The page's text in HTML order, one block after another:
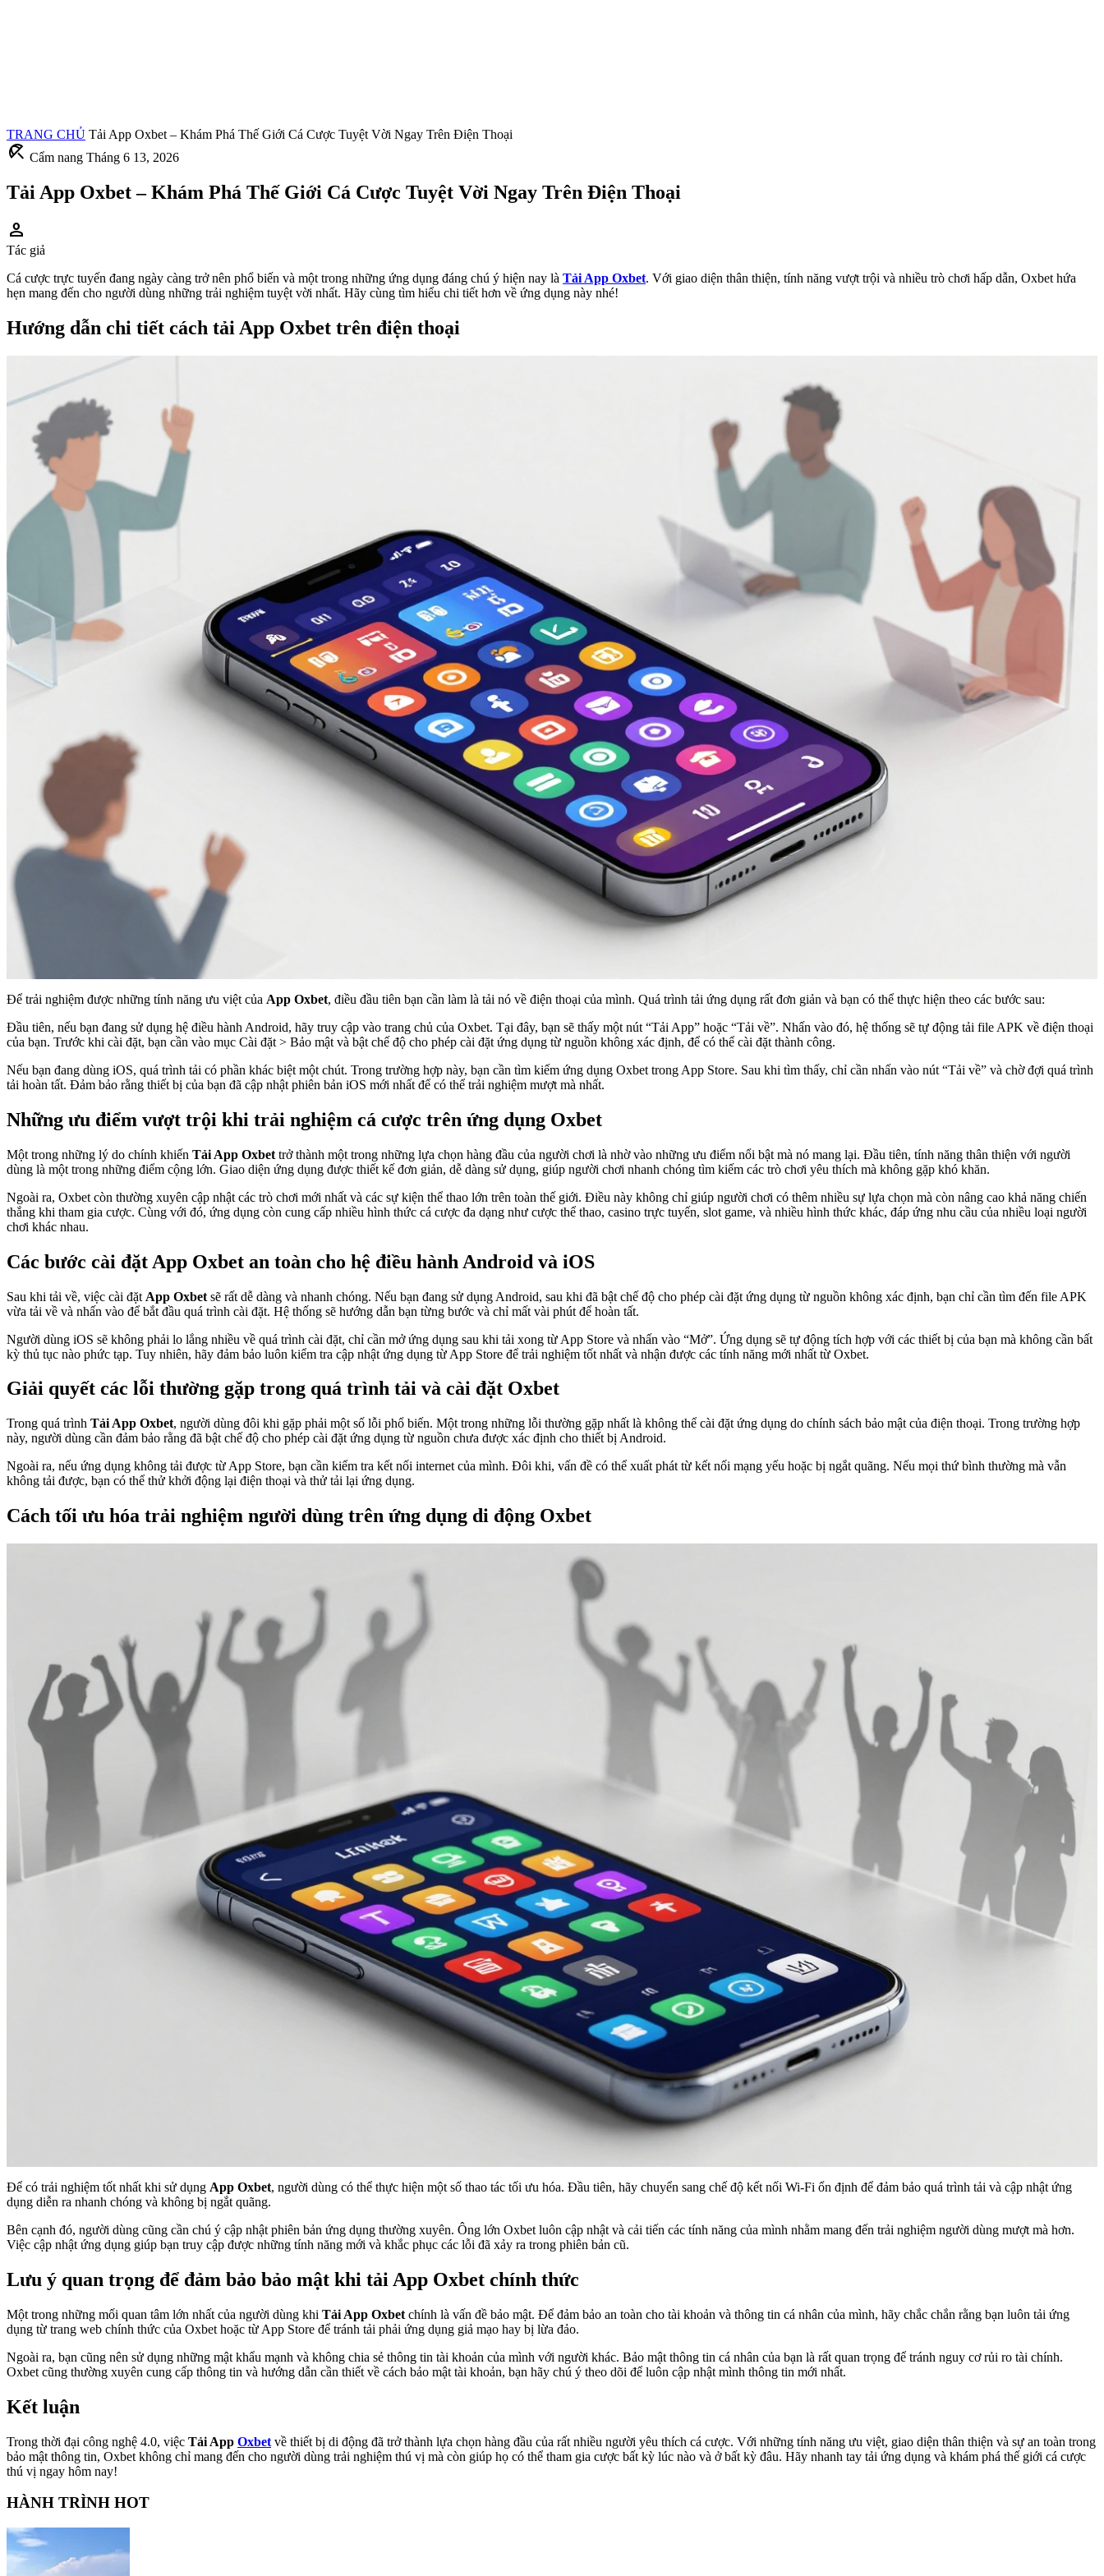
TRANG CHỦ Tải App Oxbet – Khám Phá Thế Giới Cá Cược Tuyệt Vời Ngay Trên Điện Thoại
beach_access Cẩm nang Tháng 6 13, 2026
Tải App Oxbet – Khám Phá Thế Giới Cá Cược Tuyệt Vời Ngay Trên Điện Thoại
person
Tác giả
Cá cược trực tuyến đang ngày càng trở nên phổ biến và một trong những ứng dụng đáng chú ý hiện nay là Tải App Oxbet. Với giao diện thân thiện, tính năng vượt trội và nhiều trò chơi hấp dẫn, Oxbet hứa
hẹn mang đến cho người dùng những trải nghiệm tuyệt vời nhất. Hãy cùng tìm hiểu chi tiết hơn về ứng dụng này nhé!
Hướng dẫn chi tiết cách tải App Oxbet trên điện thoại
Để trải nghiệm được những tính năng ưu việt của App Oxbet, điều đầu tiên bạn cần làm là tải nó về điện thoại của mình. Quá trình tải ứng dụng rất đơn giản và bạn có thể thực hiện theo các bước sau:
Đầu tiên, nếu bạn đang sử dụng hệ điều hành Android, hãy truy cập vào trang chủ của Oxbet. Tại đây, bạn sẽ thấy một nút “Tải App” hoặc “Tải về”. Nhấn vào đó, hệ thống sẽ tự động tải file APK về điện thoại
của bạn. Trước khi cài đặt, bạn cần vào mục Cài đặt > Bảo mật và bật chế độ cho phép cài đặt ứng dụng từ nguồn không xác định, để có thể cài đặt thành công.
Nếu bạn đang dùng iOS, quá trình tải có phần khác biệt một chút. Trong trường hợp này, bạn cần tìm kiếm ứng dụng Oxbet trong App Store. Sau khi tìm thấy, chỉ cần nhấn vào nút “Tải về” và chờ đợi quá trình
tải hoàn tất. Đảm bảo rằng thiết bị của bạn đã cập nhật phiên bản iOS mới nhất để có thể trải nghiệm mượt mà nhất.
Những ưu điểm vượt trội khi trải nghiệm cá cược trên ứng dụng Oxbet
Một trong những lý do chính khiến Tải App Oxbet trở thành một trong những lựa chọn hàng đầu của người chơi là nhờ vào những ưu điểm nổi bật mà nó mang lại. Đầu tiên, tính năng thân thiện với người
dùng là một trong những điểm cộng lớn. Giao diện ứng dụng được thiết kế đơn giản, dễ dàng sử dụng, giúp người chơi nhanh chóng tìm kiếm các trò chơi yêu thích mà không gặp khó khăn.
Ngoài ra, Oxbet còn thường xuyên cập nhật các trò chơi mới nhất và các sự kiện thể thao lớn trên toàn thế giới. Điều này không chỉ giúp người chơi có thêm nhiều sự lựa chọn mà còn nâng cao khả năng chiến
thắng khi tham gia cược. Cùng với đó, ứng dụng còn cung cấp nhiều hình thức cá cược đa dạng như cược thể thao, casino trực tuyến, slot game, và nhiều hình thức khác, đáp ứng nhu cầu của nhiều loại người
chơi khác nhau.
Các bước cài đặt App Oxbet an toàn cho hệ điều hành Android và iOS
Sau khi tải về, việc cài đặt App Oxbet sẽ rất dễ dàng và nhanh chóng. Nếu bạn đang sử dụng Android, sau khi đã bật chế độ cho phép cài đặt ứng dụng từ nguồn không xác định, bạn chỉ cần tìm đến file APK
vừa tải về và nhấn vào để bắt đầu quá trình cài đặt. Hệ thống sẽ hướng dẫn bạn từng bước và chỉ mất vài phút để hoàn tất.
Người dùng iOS sẽ không phải lo lắng nhiều về quá trình cài đặt, chỉ cần mở ứng dụng sau khi tải xong từ App Store và nhấn vào “Mở”. Ứng dụng sẽ tự động tích hợp với các thiết bị của bạn mà không cần bất
kỳ thủ tục nào phức tạp. Tuy nhiên, hãy đảm bảo luôn kiểm tra cập nhật ứng dụng từ App Store để trải nghiệm tốt nhất và nhận được các tính năng mới nhất từ Oxbet.
Giải quyết các lỗi thường gặp trong quá trình tải và cài đặt Oxbet
Trong quá trình Tải App Oxbet, người dùng đôi khi gặp phải một số lỗi phổ biến. Một trong những lỗi thường gặp nhất là không thể cài đặt ứng dụng do chính sách bảo mật của điện thoại. Trong trường hợp
này, người dùng cần đảm bảo rằng đã bật chế độ cho phép cài đặt ứng dụng từ nguồn chưa được xác định cho thiết bị Android.
Ngoài ra, nếu ứng dụng không tải được từ App Store, bạn cần kiểm tra kết nối internet của mình. Đôi khi, vấn đề có thể xuất phát từ kết nối mạng yếu hoặc bị ngắt quãng. Nếu mọi thứ bình thường mà vẫn
không tải được, bạn có thể thử khởi động lại điện thoại và thử tải lại ứng dụng.
Cách tối ưu hóa trải nghiệm người dùng trên ứng dụng di động Oxbet
Để có trải nghiệm tốt nhất khi sử dụng App Oxbet, người dùng có thể thực hiện một số thao tác tối ưu hóa. Đầu tiên, hãy chuyển sang chế độ kết nối Wi-Fi ổn định để đảm bảo quá trình tải và cập nhật ứng
dụng diễn ra nhanh chóng và không bị ngắt quãng.
Bên cạnh đó, người dùng cũng cần chú ý cập nhật phiên bản ứng dụng thường xuyên. Ông lớn Oxbet luôn cập nhật và cải tiến các tính năng của mình nhằm mang đến trải nghiệm người dùng mượt mà hơn.
Việc cập nhật ứng dụng giúp bạn truy cập được những tính năng mới và khắc phục các lỗi đã xảy ra trong phiên bản cũ.
Lưu ý quan trọng để đảm bảo bảo mật khi tải App Oxbet chính thức
Một trong những mối quan tâm lớn nhất của người dùng khi Tải App Oxbet chính là vấn đề bảo mật. Để đảm bảo an toàn cho tài khoản và thông tin cá nhân của mình, hãy chắc chắn rằng bạn luôn tải ứng
dụng từ trang web chính thức của Oxbet hoặc từ App Store để tránh tải phải ứng dụng giả mạo hay bị lừa đảo.
Ngoài ra, bạn cũng nên sử dụng những mật khẩu mạnh và không chia sẻ thông tin tài khoản của mình với người khác. Bảo mật thông tin cá nhân của bạn là rất quan trọng để tránh nguy cơ rủi ro tài chính.
Oxbet cũng thường xuyên cung cấp thông tin và hướng dẫn cần thiết về cách bảo mật tài khoản, bạn hãy chú ý theo dõi để luôn cập nhật mình thông tin mới nhất.
Kết luận
Trong thời đại công nghệ 4.0, việc Tải App Oxbet về thiết bị di động đã trở thành lựa chọn hàng đầu của rất nhiều người yêu thích cá cược. Với những tính năng ưu việt, giao diện thân thiện và sự an toàn trong
bảo mật thông tin, Oxbet không chỉ mang đến cho người dùng trải nghiệm thú vị mà còn giúp họ có thể tham gia cược bất kỳ lúc nào và ở bất kỳ đâu. Hãy nhanh tay tải ứng dụng và khám phá thế giới cá cược
thú vị ngay hôm nay!
HÀNH TRÌNH HOT